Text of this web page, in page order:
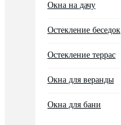
Окна на дачу
Остекление беседок
Остекление террас
Окна для веранды
Окна для бани